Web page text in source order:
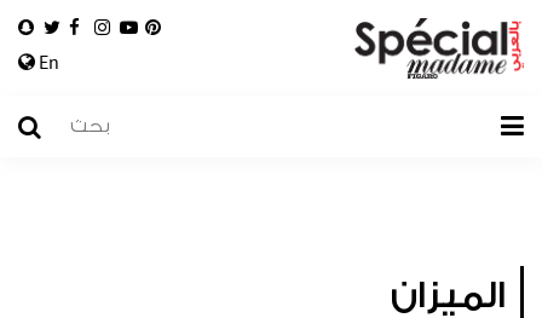
En
الميزان